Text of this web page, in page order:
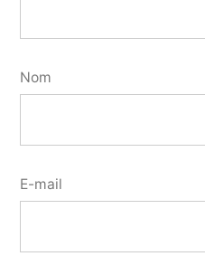
Nom
E-mail